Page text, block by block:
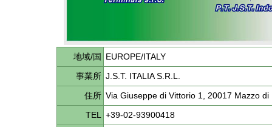
地域/国
EUROPE/ITALY
事業所 J.S.T. ITALIA S.R.L.
住所 Via Giuseppe di Vittorio 1, 20017 Mazzo di
TEL
+39-02-93900418